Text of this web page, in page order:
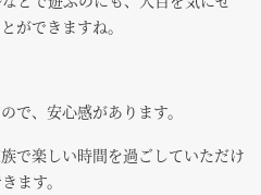
ができますね。
で、安心感があります。
で楽しい時間を過ごしていただけ
ます。